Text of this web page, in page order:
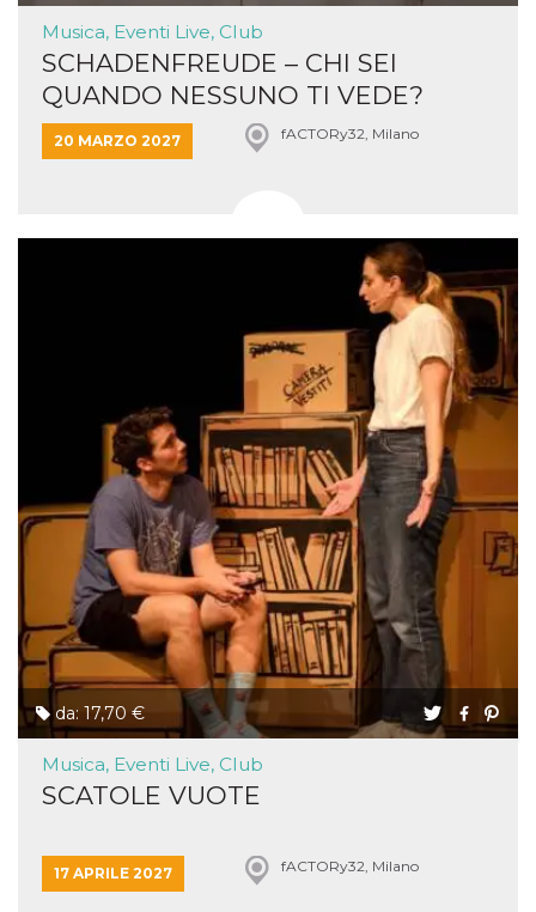
Musica, Eventi Live, Club
SCHADENFREUDE – CHI SEI
QUANDO NESSUNO TI VEDE?
20 MARZO 2027 fACTORy32, Milano
da: 17,70 €
Musica, Eventi Live, Club
SCATOLE VUOTE
17 APRILE 2027 fACTORy32, Milano